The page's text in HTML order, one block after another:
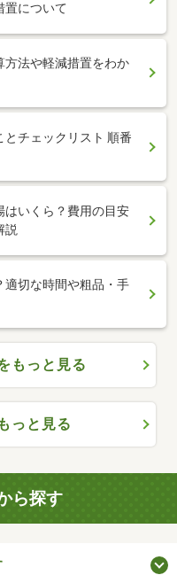
置について
方法や軽減措置をわか
チェックリスト 順番
はいくら？費用の目安
説
適切な時間や粗品・手
もっと見る
っと見る
ら探す